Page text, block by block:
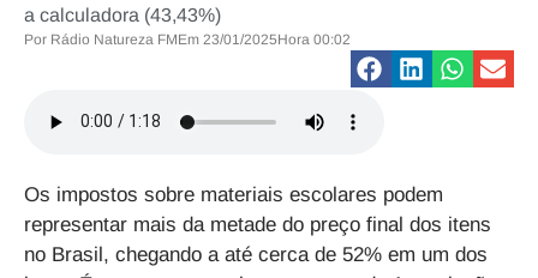
a calculadora (43,43%)
Por Rádio Natureza FMEm 23/01/2025Hora 00:02
Os impostos sobre materiais escolares podem
representar mais da metade do preço final dos itens
no Brasil, chegando a até cerca de 52% em um dos